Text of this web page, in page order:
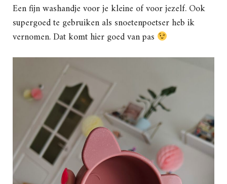
Een fijn washandje voor je kleine of voor jezelf. Ook
supergoed te gebruiken als snoetenpoetser heb ik
vernomen. Dat komt hier goed van pas